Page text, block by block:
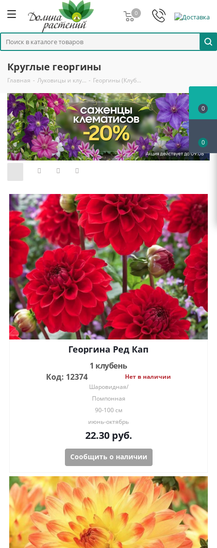
0
Круглые георгины
Главная - Луковицы и клу… - Георгины (Клуб…
Георгина Ред Кап
1 клубень
Код: 12374
Нет в наличии
Шаровидная/
Помпонная
90-100 см
июнь-октябрь
22.30руб.
Сообщить о наличии
0
0